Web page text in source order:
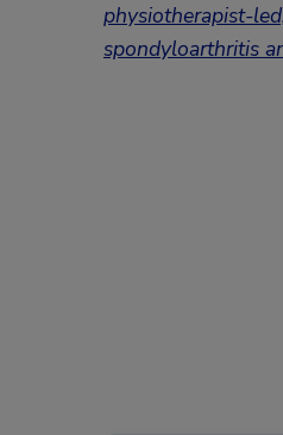
physiotherapist-
spondyloarthritis